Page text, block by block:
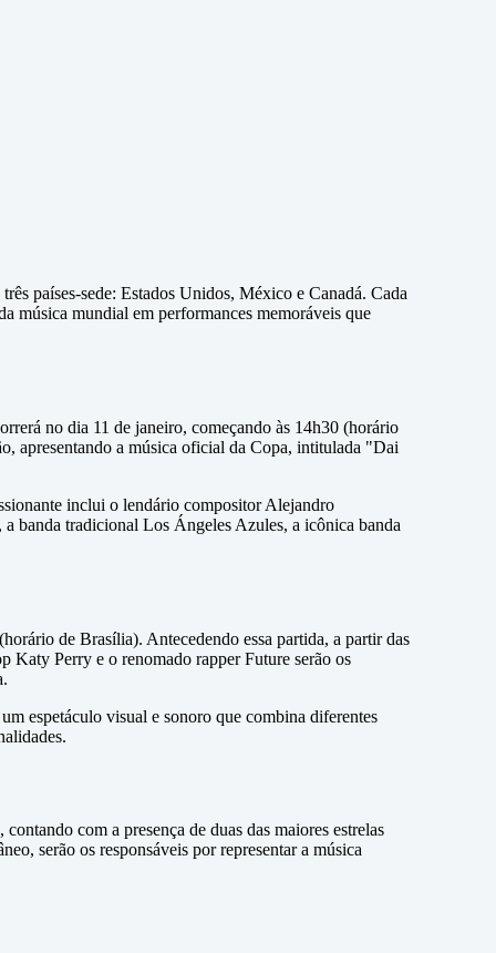
países-sede: Estados Unidos, México e Canadá. Cada
música mundial em performances memoráveis que
no dia 11 de janeiro, começando às 14h30 (horário
apresentando a música oficial da Copa, intitulada "Dai
inclui o lendário compositor Alejandro
banda tradicional Los Ángeles Azules, a icônica banda
de Brasília). Antecedendo essa partida, a partir das
Katy Perry e o renomado rapper Future serão os
espetáculo visual e sonoro que combina diferentes
com a presença de duas das maiores estrelas
serão os responsáveis por representar a música